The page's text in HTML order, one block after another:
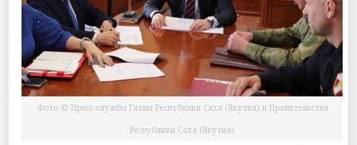
Фото © Пресс-службы Главы Республики Саха (Якутия) и Правительства
Республики Саха (Якутия)